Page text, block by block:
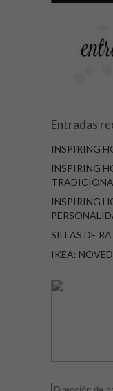
Entradas
INSPIRING
INSPIRING
INSPIRING
SILLAS DE
IKEA:
Dirección